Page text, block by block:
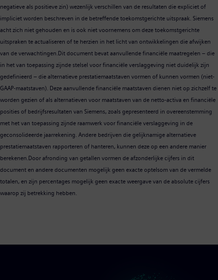
negatieve als positieve zin) wezenlijk verschillen van de resultaten die expliciet of
impliciet worden beschreven in de betreffende toekomstgerichte uitspraak. Siemens
acht zich niet gehouden en is ook niet voornemens om deze toekomstgerichte
uitspraken te actualiseren of te herzien in het licht van ontwikkelingen die afwijken
van de verwachtingen.Dit document bevat aanvullende financiële maatregelen – die
in het van toepassing zijnde stelsel voor financiële verslaggeving niet duidelijk zijn
gedefinieerd – die alternatieve prestatiemaatstaven vormen of kunnen vormen (niet-
GAAP-maatstaven). Deze aanvullende financiële maatstaven dienen niet op zichzelf te
worden gezien of als alternatieven voor maatstaven van de netto-activa en financiële
posities of bedrijfsresultaten van Siemens, zoals gepresenteerd in overeenstemming
met het van toepassing zijnde raamwerk voor financiële verslaggeving in de
geconsolideerde jaarrekening. Andere bedrijven die gelijknamige alternatieve
prestatiemaatstaven rapporteren of hanteren, kunnen deze op een andere manier
berekenen.Door afronding van getallen vormen de afzonderlijke cijfers in dit
document en andere documenten mogelijk geen exacte optelsom van de vermelde
totalen, en zijn percentages mogelijk geen exacte weergave van de absolute cijfers
waarop zij betrekking hebben.